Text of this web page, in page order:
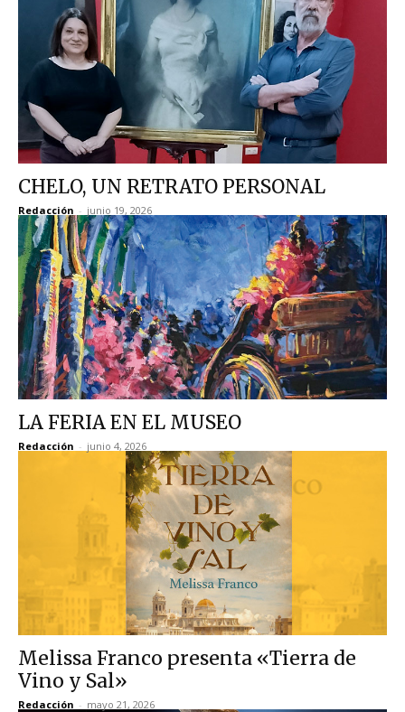
CHELO, UN RETRATO PERSONAL
Redacción - junio 19, 2026
LA FERIA EN EL MUSEO
Redacción - junio 4, 2026
Melissa Franco presenta «Tierra de
Vino y Sal»
Redacción - mayo 21, 2026